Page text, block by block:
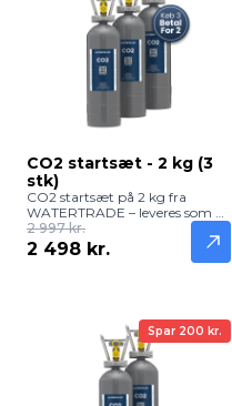
CO2 startsæt - 2 kg (3
stk)
CO2 startsæt på 2 kg fra
WATERTRADE – leveres som 3
stk og giver cirka 1.050 liter frisk
og boblende vand. Kompatible
med GROHE Blue Professional
2 997 kr.
2 498 kr.
Spar 200 kr.